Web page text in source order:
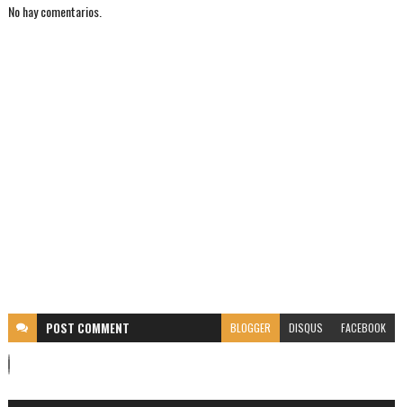
No hay comentarios.
POST COMMENT BLOGGER DISQUS FACEBOOK
C
o
m